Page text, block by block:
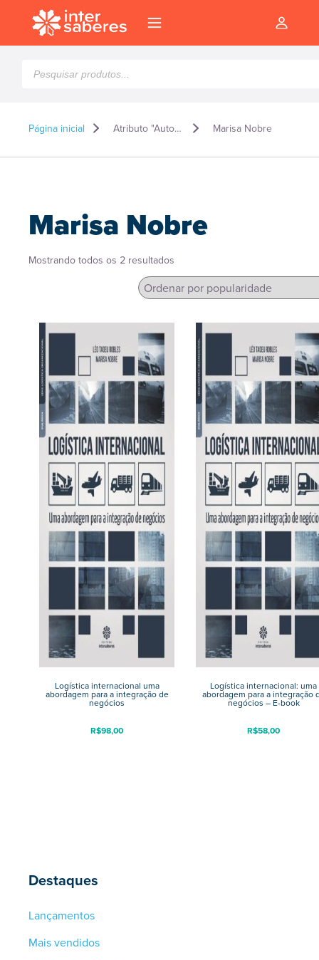
produtos
Página inicial Atributo "Autor" de produto Marisa Nobre
Destaques
Lançamentos
Mais vendidos
Marisa Nobre
Mostrando todos os 2 resultados
popularidade
Logística internacional uma
abordagem para a integração de
negócios
R$98,00
Logística internacional: uma
abordagem para a integração
negócios – E-book
R$58,00